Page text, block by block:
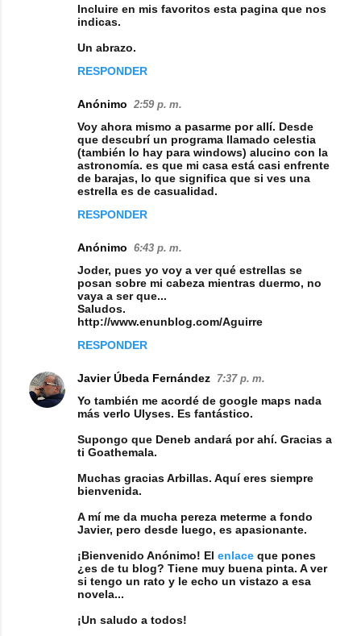
Incluire en mis favoritos esta pagina que nos
indicas.
Un abrazo.
RESPONDER
Anónimo 2:59 p. m.
Voy ahora mismo a pasarme por allí. Desde
que descubrí un programa llamado celestia
(también lo hay para windows) alucino con la
astronomía. es que mi casa está casi enfrente
de barajas, lo que significa que si ves una
estrella es de casualidad.
RESPONDER
Anónimo 6:43 p. m.
Joder, pues yo voy a ver qué estrellas se
posan sobre mi cabeza mientras duermo, no
vaya a ser que...
Saludos.
http://www.enunblog.com/Aguirre
RESPONDER
Javier Úbeda Fernández 7:37 p. m.
Yo también me acordé de google maps nada
más verlo Ulyses. Es fantástico.
Supongo que Deneb andará por ahí. Gracias a
ti Goathemala.
Muchas gracias Arbillas. Aquí eres siempre
bienvenida.
A mí me da mucha pereza meterme a fondo
Javier, pero desde luego, es apasionante.
¡Bienvenido Anónimo! El enlace que pones
¿es de tu blog? Tiene muy buena pinta. A ver
si tengo un rato y le echo un vistazo a esa
novela...
¡Un saludo a todos!